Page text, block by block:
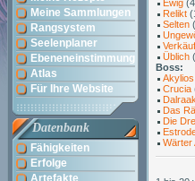
Meine Sammlungen
Rangsystem
Seelenplaner
Ebeneneinstimmung
Atlas
Für Ihre Website
Datenbank
Fähigkeiten
Erfolge
Artefakte
Ewig
Relikt
Selten
Üblich
Boss:
Akylios
Crucia
Das
Die
Wärter